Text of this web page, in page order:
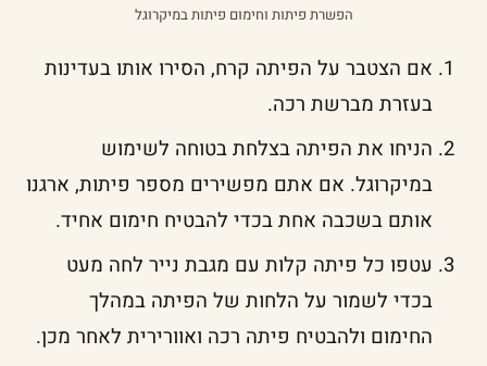
הפשרת פיתות וחימום פיתות במיקרוגל
אם הצטבר על הפיתה קרח, הסירו אותו בעדינות
בעזרת מברשת רכה.
הניחו את הפיתה בצלחת בטוחה לשימוש
במיקרוגל. אם אתם מפשירים מספר פיתות, ארגנו
אותם בשכבה אחת בכדי להבטיח חימום אחיד.
עטפו כל פיתה קלות עם מגבת נייר לחה מעט
בכדי לשמור על הלחות של הפיתה במהלך
החימום ולהבטיח פיתה רכה ואוורירית לאחר מכן.